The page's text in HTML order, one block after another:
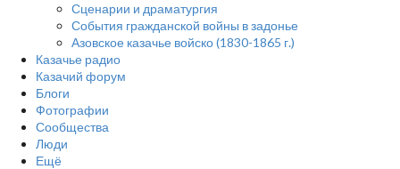
Сценарии и драматургия
События гражданской войны в задонье
Азовское казачье войско (1830-1865 г.)
Казачье радио
Казачий форум
Блоги
Фотографии
Сообщества
Люди
Ещё